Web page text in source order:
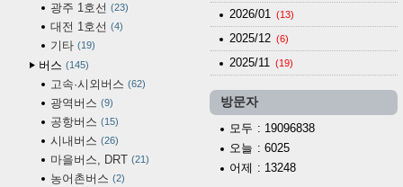
광주 1호선 23
대전 1호선 4
기타 19
버스 145
고속·시외버스 62
광역버스 9
공항버스 15
시내버스 26
마을버스, DRT 21
농어촌버스 2
2026/01 (13)
2025/12 (6)
2025/11 (19)
방문자
모두 : 19096838
오늘 : 6025
어제 : 13248